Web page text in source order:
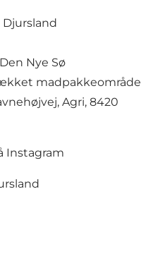
Djursland
Nye Sø
madpakkeområde
Agri, 8420
Instagram